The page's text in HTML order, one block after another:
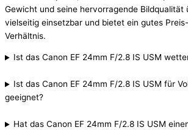
Gewicht und seine hervorragende Bildqualität
vielseitig einsetzbar und bietet ein gutes
Verhältnis.
Ist das Canon EF 24mm F/2.8 IS USM
Ist das Canon EF 24mm F/2.8 IS USM für
geeignet?
Hat das Canon EF 24mm F/2.8 IS USM